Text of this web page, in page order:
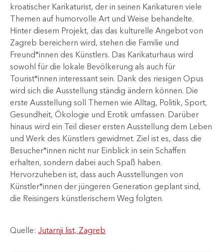
kroatischer Karikaturist, der in seinen Karikaturen viele
Themen auf humorvolle Art und Weise behandelte.
Hinter diesem Projekt, das das kulturelle Angebot von
Zagreb bereichern wird, stehen die Familie und
Freund*innen des Künstlers. Das Karikaturhaus wird
sowohl für die lokale Bevölkerung als auch für
Tourist*innen interessant sein. Dank des riesigen Opus
wird sich die Ausstellung ständig ändern können. Die
erste Ausstellung soll Themen wie Alltag, Politik, Sport,
Gesundheit, Ökologie und Erotik umfassen. Darüber
hinaus wird ein Teil dieser ersten Ausstellung dem Leben
und Werk des Künstlers gewidmet. Ziel ist es, dass die
Besucher*innen nicht nur Einblick in sein Schaffen
erhalten, sondern dabei auch Spaß haben.
Hervorzuheben ist, dass auch Ausstellungen von
Künstler*innen der jüngeren Generation geplant sind,
die Reisingers künstlerischem Weg folgten.​
Quelle: Jutarnji list, Zagreb